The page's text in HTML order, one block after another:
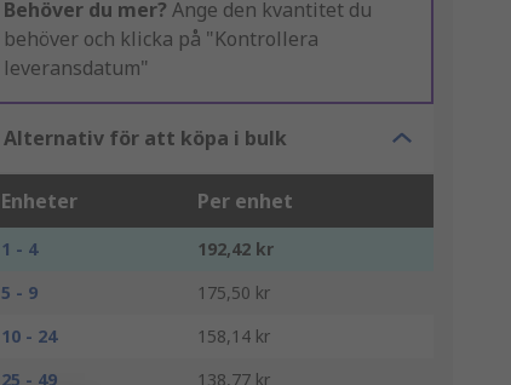
Behöver du mer? Ange den kvantitet du
behöver och klicka på "Kontrollera
leveransdatum"
Alternativ för att köpa i bulk
Enheter Per enhet
1 - 4
192,42 kr
5 - 9
175,50 kr
10 - 24
158,14 kr
25 - 49
138,77 kr